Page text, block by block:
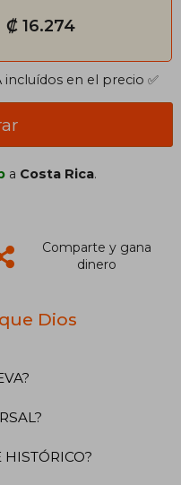
₡ 16.274
incluídos en el precio ✅
a Costa Rica.
Comparte y gana
dinero
Dios